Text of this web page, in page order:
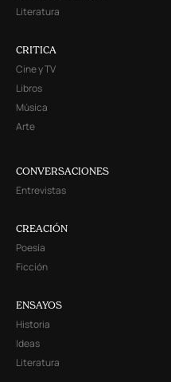
Literatura
CRITICA
Cine y TV
Libros
Música
Arte
CONVERSACIONES
Entrevistas
CREACIÓN
Poesía
Ficción
ENSAYOS
Historia
Ideas
Literatura